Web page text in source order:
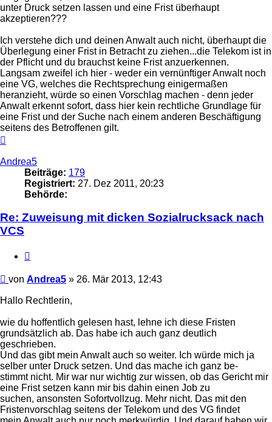
unter Druck setzen lassen und eine Frist überhaupt
akzeptieren???
Ich verstehe dich und deinen Anwalt auch nicht, überhaupt die
Überlegung einer Frist in Betracht zu ziehen...die Telekom ist in
der Pflicht und du brauchst keine Frist anzuerkennen.
Langsam zweifel ich hier - weder ein vernünftiger Anwalt noch
eine VG, welches die Rechtsprechung einigermaßen
heranzieht, würde so einen Vorschlag machen - denn jeder
Anwalt erkennt sofort, dass hier kein rechtliche Grundlage für
eine Frist und der Suche nach einem anderen Beschäftigung
seitens des Betroffenen gilt.
Andrea5
Beiträge: 179
Registriert: 27. Dez 2011, 20:23
Behörde:
Re: Zuweisung mit dicken Sozialrucksack nach
VCS
Beitrag
von Andrea5 » 26. Mär 2013, 12:43
Hallo Rechtlerin,
wie du hoffentlich gelesen hast, lehne ich diese Fristen
grundsätzlich ab. Das habe ich auch ganz deutlich
geschrieben.
Und das gibt mein Anwalt auch so weiter. Ich würde mich ja
selber unter Druck setzen. Und das mache ich ganz be-
stimmt nicht. Mir war nur wichtig zur wissen, ob das Gericht mir
eine Frist setzen kann mir bis dahin einen Job zu
suchen, ansonsten Sofortvollzug. Mehr nicht. Das mit den
Fristenvorschlag seitens der Telekom und des VG findet